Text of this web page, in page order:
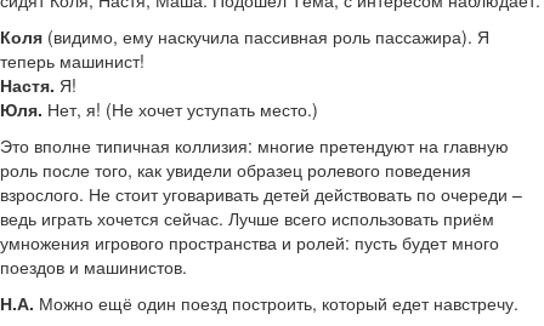
Коля (видимо, ему наскучила пассивная роль пассажира). Я
теперь машинист!
Настя. Я!
Юля. Нет, я! (Не хочет уступать место.)
Это вполне типичная коллизия: многие претендуют на главную
роль после того, как увидели образец ролевого поведения
взрослого. Не стоит уговаривать детей действовать по очереди –
ведь играть хочется сейчас. Лучше всего использовать приём
умножения игрового пространства и ролей: пусть будет много
поездов и машинистов.
Н.А. Можно ещё один поезд построить, который едет навстречу.